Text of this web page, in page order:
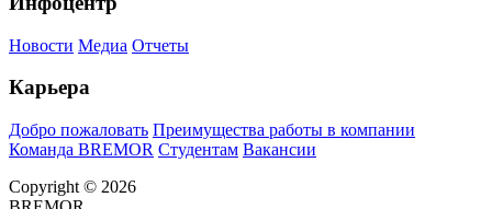
Новости Медиа Отчеты
Карьера
Добро пожаловать Преимущества работы в компании
Команда BREMOR Студентам Вакансии
Copyright © 2026